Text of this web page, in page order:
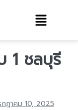
1 ชลบุรี
กฎาคม 10, 2025